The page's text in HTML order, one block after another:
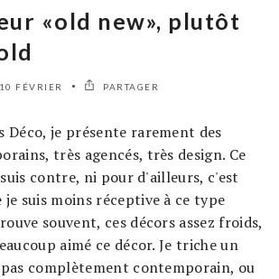
«old new», plutôt
10 FÉVRIER PARTAGER
Déco, je présente rarement des
très agencés, très design. Ce
contre, ni pour d'ailleurs, c'est
suis moins réceptive à ce type
souvent, ces décors assez froids,
aimé ce décor. Je triche un
complètement contemporain, ou